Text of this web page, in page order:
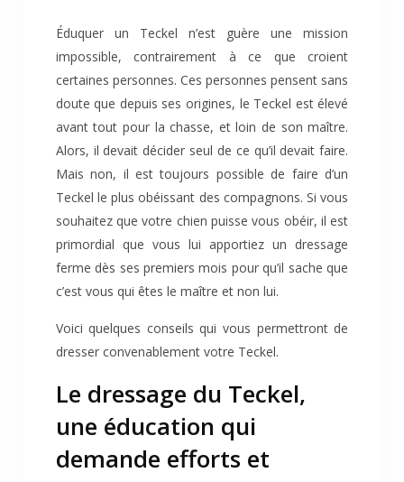
Éduquer un Teckel n’est guère une mission
impossible, contrairement à ce que croient
certaines personnes. Ces personnes pensent sans
doute que depuis ses origines, le Teckel est élevé
avant tout pour la chasse, et loin de son maître.
Alors, il devait décider seul de ce qu’il devait faire.
Mais non, il est toujours possible de faire d’un
Teckel le plus obéissant des compagnons. Si vous
souhaitez que votre chien puisse vous obéir, il est
primordial que vous lui apportiez un dressage
ferme dès ses premiers mois pour qu’il sache que
c’est vous qui êtes le maître et non lui.
Voici quelques conseils qui vous permettront de
dresser convenablement votre Teckel.
Le dressage du Teckel,
une éducation qui
demande efforts et